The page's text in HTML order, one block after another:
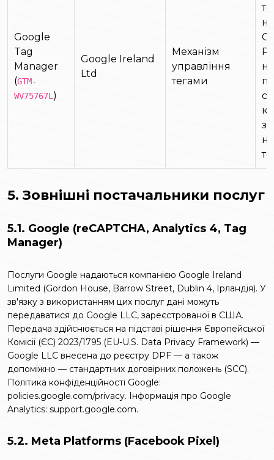
Google
Tag
Manager
(GTM-
WV75767L )
Google Ireland
Ltd
Механізм
управління
тегами
5. Зовнішні постачальники послуг
5.1. Google (reCAPTCHA, Analytics 4, Tag
Manager)
Послуги Google надаються компанією Google Ireland
Limited (Gordon House, Barrow Street, Dublin 4, Ірландія). У
зв'язку з використанням цих послуг дані можуть
передаватися до Google LLC, зареєстрованої в США.
Передача здійснюється на підставі рішення Європейської
Комісії (ЄС) 2023/1795 (EU-U.S. Data Privacy Framework) —
Google LLC внесена до реєстру DPF — а також
допоміжно — стандартних договірних положень (SCC).
Політика конфіденційності Google:
policies.google.com/privacy. Інформація про Google
Analytics: support.google.com.
5.2. Meta Platforms (Facebook Pixel)